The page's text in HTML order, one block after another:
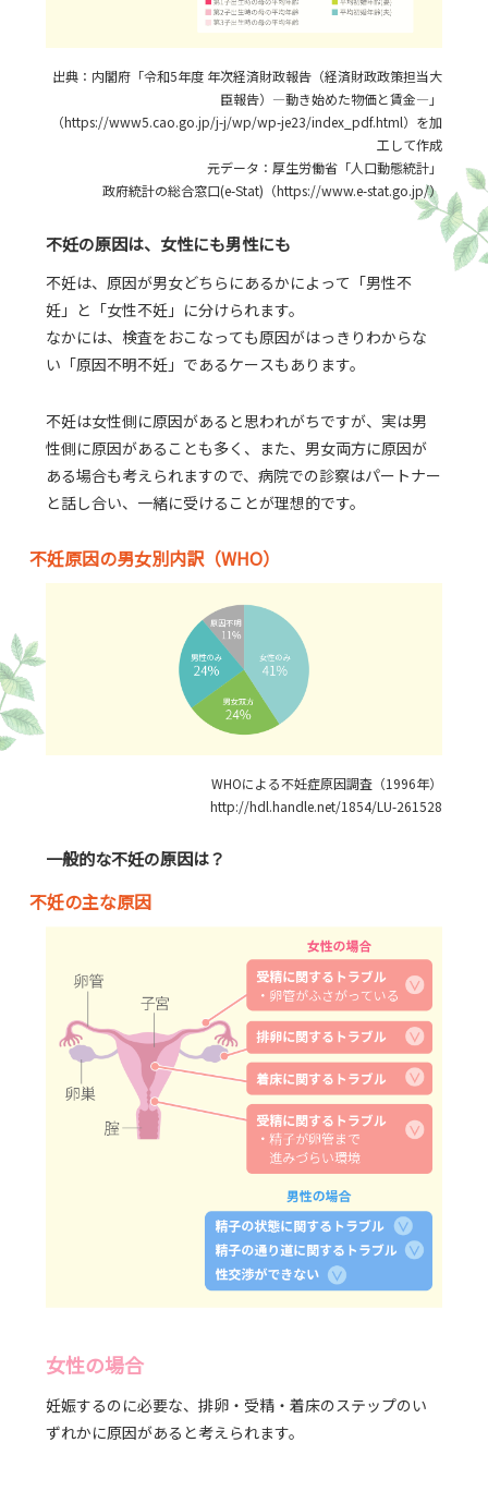
出典：内閣府「令和5年度 年次経済財政報告（経済財政政策担当大
臣報告）―動き始めた物価と賃金―」
（https://www5.cao.go.jp/j-j/wp/wp-je23/index_pdf.html）を加
工して作成
元データ：厚生労働省「人口動態統計」
政府統計の総合窓口(e-Stat)（https://www.e-stat.go.jp/）
不妊の原因は、女性にも男性にも
不妊は、原因が男女どちらにあるかによって「男性不
妊」と「女性不妊」に分けられます。
なかには、検査をおこなっても原因がはっきりわからな
い「原因不明不妊」であるケースもあります。
不妊は女性側に原因があると思われがちですが、実は男
性側に原因があることも多く、また、男女両方に原因が
ある場合も考えられますので、病院での診察はパートナー
と話し合い、一緒に受けることが理想的です。
不妊原因の男女別内訳（WHO）
WHOによる不妊症原因調査（1996年）
http://hdl.handle.net/1854/LU-261528
一般的な不妊の原因は？
不妊の主な原因
女性の場合
妊娠するのに必要な、排卵・受精・着床のステップのい
ずれかに原因があると考えられます。